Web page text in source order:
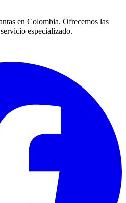
en Colombia. Ofrecemos las
especializado.